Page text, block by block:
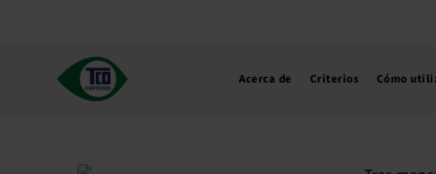
Acerca de Criterios Cómo